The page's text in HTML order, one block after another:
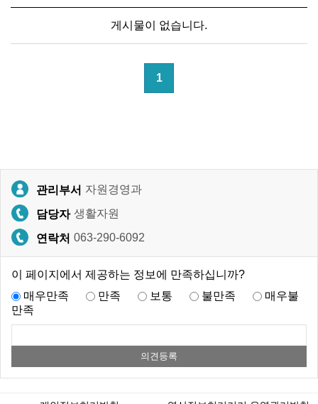
게시물이 없습니다.
1
관리부서 자원경영과
담당자 생활자원
연락처 063-290-6092
이 페이지에서 제공하는 정보에 만족하십니까?
매우만족
만족 보통 불만족
매우불
만족